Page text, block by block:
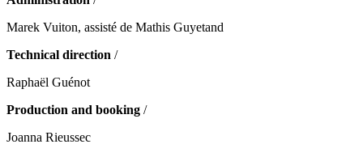
Marek Vuiton, assisté de Mathis Guyetand
Technical direction /
Raphaël Guénot
Production and booking /
Joanna Rieussec